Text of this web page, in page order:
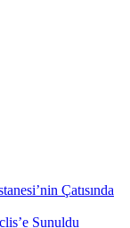
Çatısında
Sunuldu